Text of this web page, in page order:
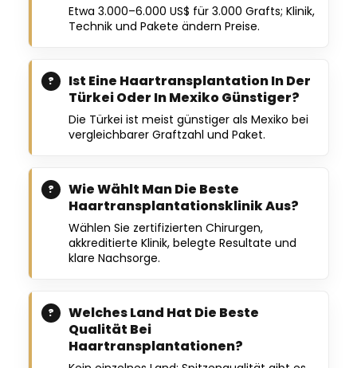
Etwa 3.000–6.000 US$ für 3.000 Grafts; Klinik,
Technik und Pakete ändern Preise.
Ist Eine Haartransplantation In Der
Türkei Oder In Mexiko Günstiger?
Die Türkei ist meist günstiger als Mexiko bei
vergleichbarer Graftzahl und Paket.
Wie Wählt Man Die Beste
Haartransplantationsklinik Aus?
Wählen Sie zertifizierten Chirurgen,
akkreditierte Klinik, belegte Resultate und
klare Nachsorge.
Welches Land Hat Die Beste
Qualität Bei
Haartransplantationen?